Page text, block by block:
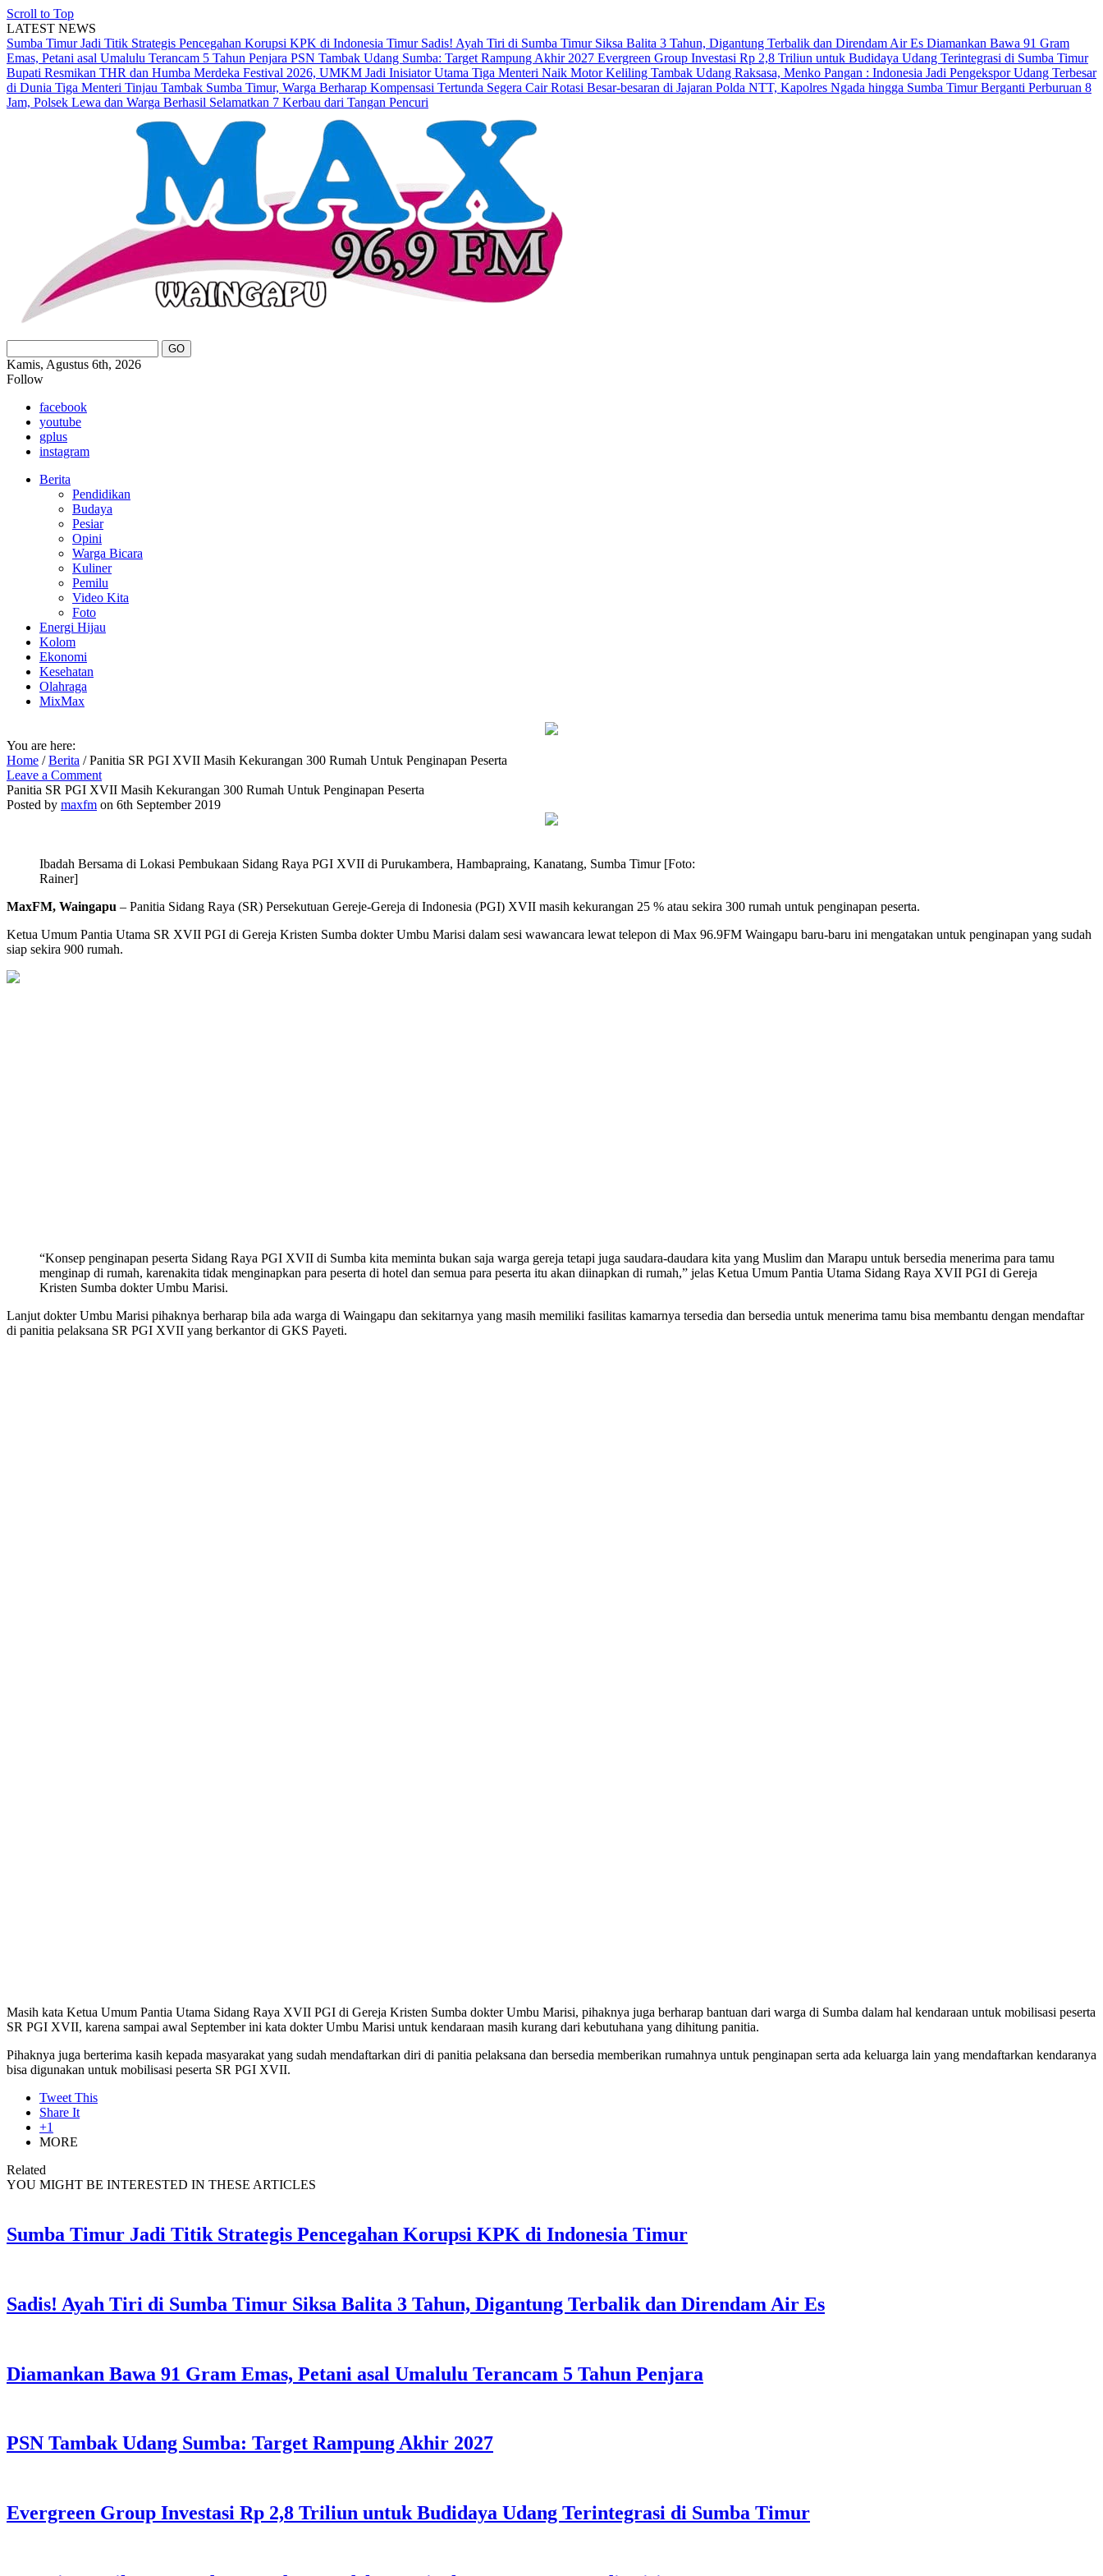
Scroll to Top
LATEST NEWS
Sumba Timur Jadi Titik Strategis Pencegahan Korupsi KPK di Indonesia Timur Sadis! Ayah Tiri di Sumba Timur Siksa Balita 3 Tahun, Digantung Terbalik dan Direndam Air Es Diamankan Bawa 91 Gram
Emas, Petani asal Umalulu Terancam 5 Tahun Penjara PSN Tambak Udang Sumba: Target Rampung Akhir 2027 Evergreen Group Investasi Rp 2,8 Triliun untuk Budidaya Udang Terintegrasi di Sumba Timur
Bupati Resmikan THR dan Humba Merdeka Festival 2026, UMKM Jadi Inisiator Utama Tiga Menteri Naik Motor Keliling Tambak Udang Raksasa, Menko Pangan : Indonesia Jadi Pengekspor Udang Terbesar
di Dunia Tiga Menteri Tinjau Tambak Sumba Timur, Warga Berharap Kompensasi Tertunda Segera CairRotasi Besar-besaran di Jajaran Polda NTT, Kapolres Ngada hingga Sumba Timur Berganti Perburuan 8
Jam, Polsek Lewa dan Warga Berhasil Selamatkan 7 Kerbau dari Tangan Pencuri
Kamis, Agustus 6th, 2026
Follow
facebook
youtube
gplus
instagram
Berita
Pendidikan
Budaya
Pesiar
Opini
Warga Bicara
Kuliner
Pemilu
Video Kita
Foto
Energi Hijau
Kolom
Ekonomi
Kesehatan
Olahraga
MixMax
You are here:
Home /Berita /Panitia SR PGI XVII Masih Kekurangan 300 Rumah Untuk Penginapan Peserta
Leave a Comment
Panitia SR PGI XVII Masih Kekurangan 300 Rumah Untuk Penginapan Peserta
Posted by maxfm on 6th September 2019
Ibadah Bersama di Lokasi Pembukaan Sidang Raya PGI XVII di Purukambera, Hambapraing, Kanatang, Sumba Timur [Foto:
Rainer]
MaxFM, Waingapu – Panitia Sidang Raya (SR) Persekutuan Gereje-Gereja di Indonesia (PGI) XVII masih kekurangan 25 % atau sekira 300 rumah untuk penginapan peserta.
Ketua Umum Pantia Utama SR XVII PGI di Gereja Kristen Sumba dokter Umbu Marisi dalam sesi wawancara lewat telepon di Max 96.9FM Waingapu baru-baru ini mengatakan untuk penginapan yang sudah
siap sekira 900 rumah.
“Konsep penginapan peserta Sidang Raya PGI XVII di Sumba kita meminta bukan saja warga gereja tetapi juga saudara-daudara kita yang Muslim dan Marapu untuk bersedia menerima para tamu
menginap di rumah, karenakita tidak menginapkan para peserta di hotel dan semua para peserta itu akan diinapkan di rumah,” jelas Ketua Umum Pantia Utama Sidang Raya XVII PGI di Gereja
Kristen Sumba dokter Umbu Marisi.
Lanjut dokter Umbu Marisi pihaknya berharap bila ada warga di Waingapu dan sekitarnya yang masih memiliki fasilitas kamarnya tersedia dan bersedia untuk menerima tamu bisa membantu dengan mendaftar
di panitia pelaksana SR PGI XVII yang berkantor di GKS Payeti.
Masih kata Ketua Umum Pantia Utama Sidang Raya XVII PGI di Gereja Kristen Sumba dokter Umbu Marisi, pihaknya juga berharap bantuan dari warga di Sumba dalam hal kendaraan untuk mobilisasi peserta
SR PGI XVII, karena sampai awal September ini kata dokter Umbu Marisi untuk kendaraan masih kurang dari kebutuhana yang dihitung panitia.
Pihaknya juga berterima kasih kepada masyarakat yang sudah mendaftarkan diri di panitia pelaksana dan bersedia memberikan rumahnya untuk penginapan serta ada keluarga lain yang mendaftarkan kendaranya
bisa digunakan untuk mobilisasi peserta SR PGI XVII.
Tweet This
Share It
+1
MORE
Related
YOU MIGHT BE INTERESTED IN THESE ARTICLES
Sumba Timur Jadi Titik Strategis Pencegahan Korupsi KPK di Indonesia Timur
Sadis! Ayah Tiri di Sumba Timur Siksa Balita 3 Tahun, Digantung Terbalik dan Direndam Air Es
Diamankan Bawa 91 Gram Emas, Petani asal Umalulu Terancam 5 Tahun Penjara
PSN Tambak Udang Sumba: Target Rampung Akhir 2027
Evergreen Group Investasi Rp 2,8 Triliun untuk Budidaya Udang Terintegrasi di Sumba Timur